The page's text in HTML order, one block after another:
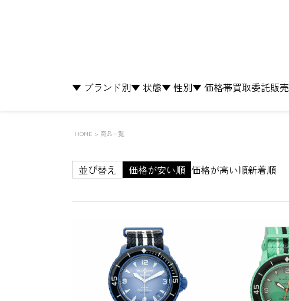
▼ ブランド別▼ 状態▼ 性別▼ 価格帯買取委託販売
HOME 商品一覧
並び替え 価格が安い順 価格が高い順新着順